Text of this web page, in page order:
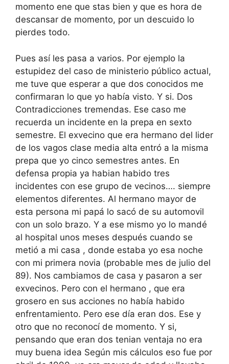
momento ene que stas bien y que es hora de
descansar de momento, por un descuido lo
pierdes todo.
Pues así les pasa a varios. Por ejemplo la
estupidez del caso de ministerio público actual,
me tuve que esperar a que dos conocidos me
confirmaran lo que yo había visto. Y si. Dos
Contradicciones tremendas. Ese caso me
recuerda un incidente en la prepa en sexto
semestre. El exvecino que era hermano del lider
de los vagos clase media alta entró a la misma
prepa que yo cinco semestres antes. En
defensa propia ya habian habido tres
incidentes con ese grupo de vecinos…. siempre
elementos diferentes. Al hermano mayor de
esta persona mi papá lo sacó de su automovil
con un solo brazo. Y a ese mismo yo lo mandé
al hospital unos meses después cuando se
metió a mi casa , donde estaba yo esa noche
con mi primera novia (probable mes de julio del
89). Nos cambiamos de casa y pasaron a ser
exvecinos. Pero con el hermano , que era
grosero en sus acciones no había habido
enfrentamiento. Pero ese día eran dos. Ese y
otro que no reconocí de momento. Y si,
pensando que eran dos tenian ventaja no era
muy buena idea Según mis cálculos eso fue por